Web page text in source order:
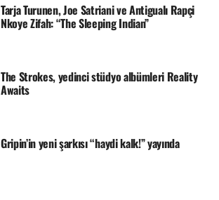
Tarja Turunen, Joe Satriani ve Antigualı Rapçi
Nkoye Zifah: “The Sleeping Indian”
The Strokes, yedinci stüdyo albümleri Reality
Awaits
Gripin’in yeni şarkısı “haydi kalk!” yayında